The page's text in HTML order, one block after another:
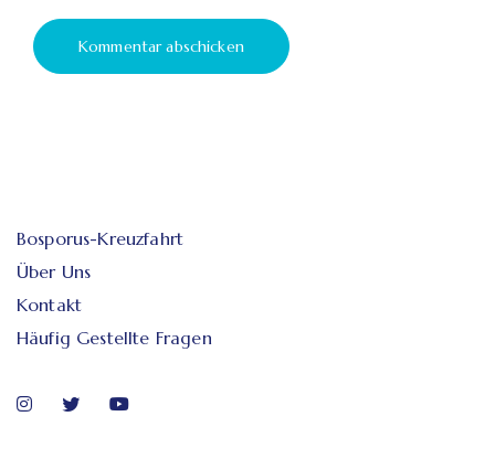
Bosporus-Kreuzfahrt
Über Uns
Kontakt
Häufig Gestellte Fragen